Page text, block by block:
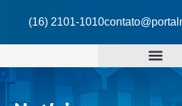
(16) 2101-1010